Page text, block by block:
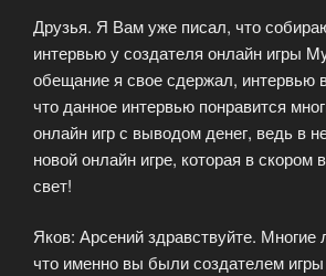
с
выводом
денег»
Друзья. Я Вам уже писал, что
интервью у создателя онлайн игры
обещание я свое сдержал, интервью
что данное интервью понравится
онлайн игр с выводом денег, ведь в
новой онлайн игре, которая в скором
свет!
Яков: Арсений здравствуйте. Многие
что именно вы были создателем